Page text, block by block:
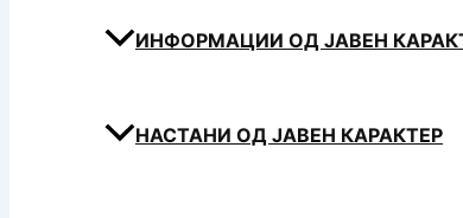
ИНФОРМАЦИИ ОД ЈАВЕН
НАСТАНИ ОД ЈАВЕН КАРАКТЕР